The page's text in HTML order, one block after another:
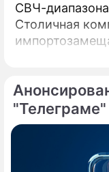
СВЧ-
Столичная
сигналов СВЧ-
"Телеграме"